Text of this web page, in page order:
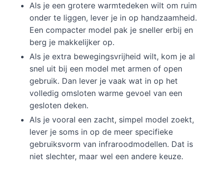
Als je een grotere warmtedeken wilt om ruim
onder te liggen, lever je in op handzaamheid.
Een compacter model pak je sneller erbij en
berg je makkelijker op.
Als je extra bewegingsvrijheid wilt, kom je al
snel uit bij een model met armen of open
gebruik. Dan lever je vaak wat in op het
volledig omsloten warme gevoel van een
gesloten deken.
Als je vooral een zacht, simpel model zoekt,
lever je soms in op de meer specifieke
gebruiksvorm van infraroodmodellen. Dat is
niet slechter, maar wel een andere keuze.